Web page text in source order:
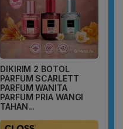
DIKIRIM 2 BOTOL
PARFUM SCARLETT
PARFUM WANITA
PARFUM PRIA WANGI
TAHAN...